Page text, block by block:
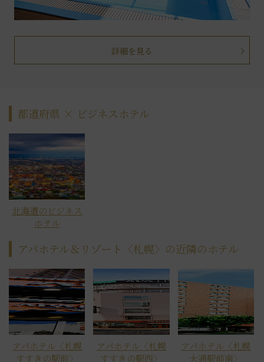
詳細を見る
都道府県 × ビジネスホテル
北海道のビジネス
ホテル
アパホテル＆リゾート〈札幌〉の近隣のホテル
アパホテル〈札幌
すすきの駅前〉
アパホテル〈札幌
すすきの駅西〉
アパホテル〈札幌
大通駅前南〉